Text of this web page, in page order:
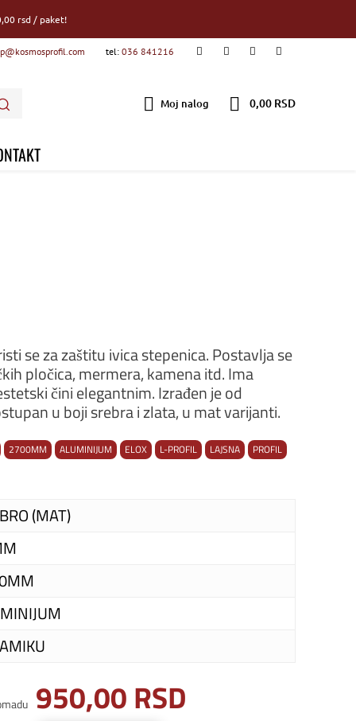
rsd / paket!
tel:036 841216
Moj nalog 0,00 RSD
se za zaštitu ivica stepenica. Postavlja se
pločica, mermera, kamena itd. Ima
čini elegantnim. Izrađen je od
u boji srebra i zlata, u mat varijanti.
2700MM ALUMINIJUM ELOX L-PROFIL LAJSNA
PROFIL
(MAT)
950,00RSD